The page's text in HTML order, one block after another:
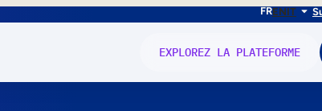
FRENIT
EXPLOREZ LA PLATEFORME